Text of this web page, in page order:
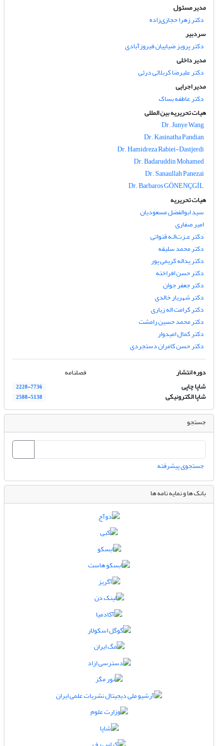
مدیر مسئول
دکتر زهرا حجازی‌زاده
سردبیر
دکتر پرویز ضیاییان فیروزآبادی
مدیر داخلی
دکتر علیرضا کربلائی درئی
مدیر اجرایی
دکتر عاطفه بساک
هیات تحریریه بین المللی
Dr. Junye Wang
Dr. Kasinatha Pandian
Dr. Hamidreza Rabiei-Dastjerdi
Dr. Badaruddin Mohamed
Dr. Sanaullah Panezai
Dr. Barbaros GÖNENÇGİL
هیات تحریریه
سید ابوالفضل مسعودیان
امیر صفاری
دکتر عـزت‌الـه قنواتی
دکتر محمد سلیقه
دکتر یداله کریمی پور
دکتر حسن افراخته
دکتر جعفر جوان
دکتر شهریار خالدی
دکتر کرامت اله زیاری
دکتر محمد حسین رامشت
دکتر کمال امیدوار
دکتر حسن کامران دستجردی
دوره انتشار
فصلنامه
شاپا چاپی
2228-7736
شاپا الکترونیکی 2588-5138
جستجو
جستجوی پیشرفته
بانک ها و نمایه نامه ها